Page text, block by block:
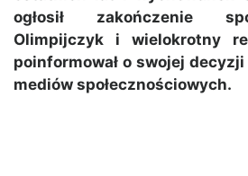
ogłosił zakończenie
Olimpijczyk i wielokrotny
poinformował o swojej
mediów społecznościowych.